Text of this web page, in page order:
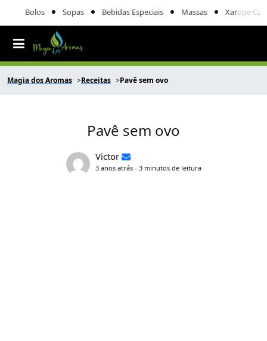
Bolos Sopas Bebidas Especiais Massas Xarope
Magia dos Aromas Receitas Pavê sem ovo
Pavê sem ovo
Victor
3 anos atrás - 3 minutos de leitura